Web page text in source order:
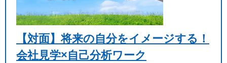
【対面】将来の自分をイメージする！
会社見学×自己分析ワーク